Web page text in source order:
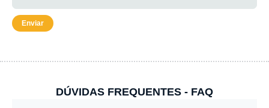
DÚVIDAS FREQUENTES - FAQ